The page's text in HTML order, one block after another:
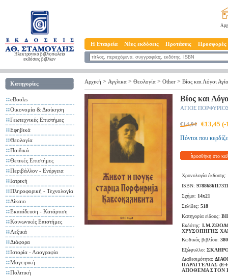
Ηλεκτρονικό βιβλιοπωλείο
εκδόσεις βιβλίων
Η Εταιρεία Νέες εκδόσεις Προτάσεις Προσφορές
Κατηγορίες
eBooks
Οικονομία & Διοίκηση
Γεωτεχνικές Επιστήμες
Εφηβικά
Θεολογία
Παιδικά
Θετικές Επιστήμες
Περιβάλλον - Ενέργεια
Ιατρική
Πληροφορική - Τεχνολογία
Δίκαιο
Εκπαίδευση - Κατάρτιση
Κοινωνικές Επιστήμες
Λεξικά
Διάφορα
Ιστορία - Λαογραφία
Μαγειρική
Πολιτική
Αρχική > Αγγλικα > Θεολογία > Other > Βίος και Λόγοι
Βίος και
ΑΓΙΟΣ
€14,94 €13,45
Πόντοι που
προσθήκη στο
Χρονολογία έκδοσης:
ISBN: 9788686117311
Σχήμα: 14x21
Σελίδες: 518
Κατηγορία είδους:
Εκδότης:
ΧΡΥΣΟΠΗΓΗΣ
Κωδικός βιβλίου:
Εξώφυλλο:
Διαθεσιμότητα:
ΠΑΡΑΓΓΕΛΙΑΣ
ΑΠΟΘΕΜΑ ΣΤΟΝ